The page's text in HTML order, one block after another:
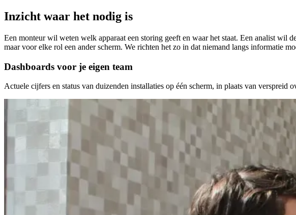
Inzicht waar het nodig is
Een monteur wil weten welk apparaat een storing geeft en waar het staat. Een analist
maar voor elke rol een ander scherm. We richten het zo in dat niemand langs informatie
Dashboards voor je eigen team
Actuele cijfers en status van duizenden installaties op één scherm, in plaats van